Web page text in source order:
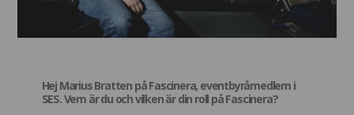
Hej Marius Bratten på Fascinera, eventbyråmedlem i
SES. Vem är du och vilken är din roll på Fascinera?